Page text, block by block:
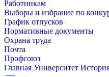
Работникам
Выборы и избрание по
График отпусков
Нормативные документы
Охрана труда
Почта
Профсоюз
Главная Университет